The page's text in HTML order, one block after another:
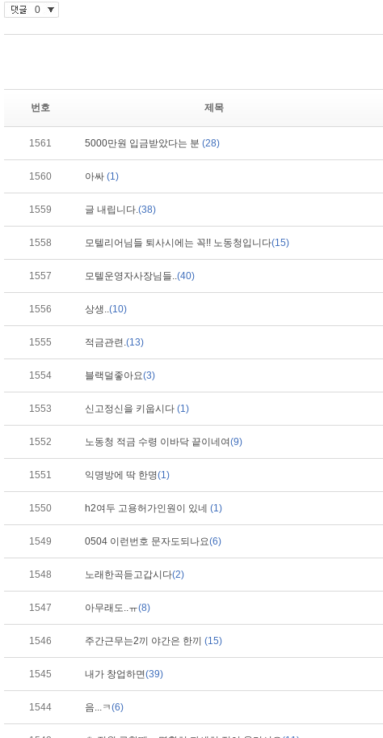
번호 제목
1561 5000만원 입금받았다는 분 (28)
1560 아싸 (1)
1559 글 내립니다.(38)
1558 모텔리어님들 퇴사시에는 꼭!! 노동청입니다(15)
1557 모텔운영자사장님들..(40)
1556 상생..(10)
1555 적금관련.(13)
1554 블랙덜좋아요(3)
1553 신고정신을 키웁시다 (1)
1552 노동청 적금 수령 이바닥 끝이네여(9)
1551 익명방에 딱 한명(1)
1550 h2여두 고용허가인원이 있네 (1)
1549 0504 이런번호 문자도되나요(6)
1548 노래한곡듣고갑시다(2)
1547 아무래도..ㅠ(8)
1546 주간근무는2끼 야간은 한끼 (15)
1545 내가 창업하면(39)
1544 음...ㅋ(6)